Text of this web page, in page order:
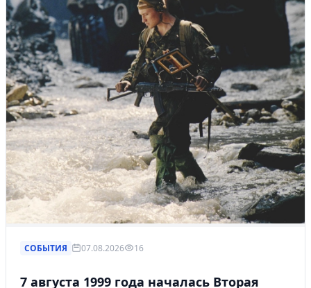
СОБЫТИЯ 07.08.2026 16
7 августа 1999 года началась Вторая